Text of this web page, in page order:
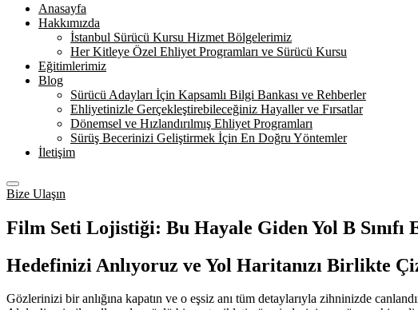
Anasayfa
Hakkımızda
İstanbul Sürücü Kursu Hizmet Bölgelerimiz
Her Kitleye Özel Ehliyet Programları ve Sürücü Kursu
Eğitimlerimiz
Blog
Sürücü Adayları İçin Kapsamlı Bilgi Bankası ve Rehberler
Ehliyetinizle Gerçekleştirebileceğiniz Hayaller ve Fırsatlar
Dönemsel ve Hızlandırılmış Ehliyet Programları
Sürüş Becerinizi Geliştirmek İçin En Doğru Yöntemler
İletişim
Bize Ulaşın
Film Seti Lojistiği: Bu Hayale Giden Yol B Sınıfı
Hedefinizi Anlıyoruz ve Yol Haritanızı Birlikte
Gözlerinizi bir anlığına kapatın ve o eşsiz anı tüm detaylarıyla zihninizde